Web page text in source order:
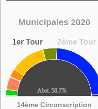
Municipales 2020
1er Tour 2ème Tour
14ème Circonscription